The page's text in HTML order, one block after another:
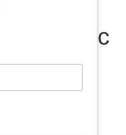
RO-06 с